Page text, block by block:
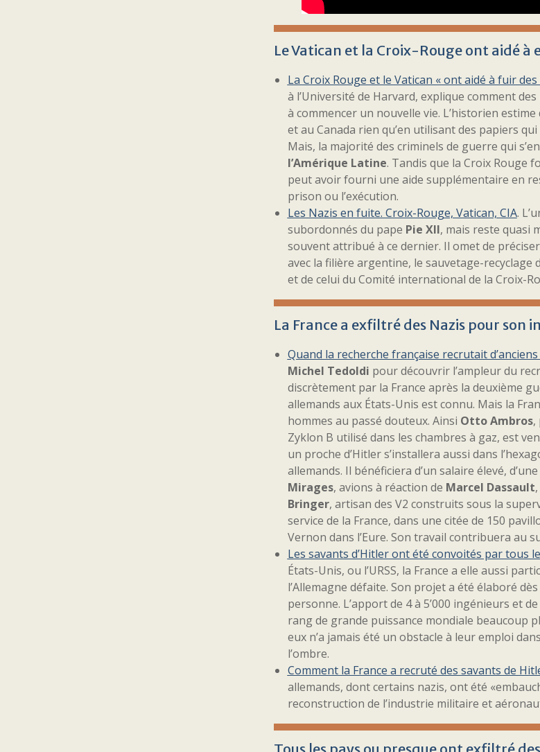
Le Vatican et la Croix-Rouge ont aidé
La Croix Rouge et le Vatican « ont aidé à fuir
à l’Université de Harvard, explique comment
à commencer un nouvelle vie. L’historien estime
et au Canada rien qu’en utilisant des papiers
Mais, la majorité des criminels de guerre qui
l’Amérique Latine. Tandis que la Croix Rouge
peut avoir fourni une aide supplémentaire en
prison ou l’exécution.
Les Nazis en fuite. Croix-Rouge, Vatican, CIA.
subordonnés du pape Pie XII, mais reste quasi
souvent attribué à ce dernier. Il omet de
avec la filière argentine, le sauvetage-
et de celui du Comité international de la Croix-
La France a exfiltré des Nazis pour son
Quand la recherche française recrutait
Michel Tedoldi pour découvrir l’ampleur du
discrètement par la France après la deuxième
allemands aux États-Unis est connu. Mais la
hommes au passé douteux. Ainsi Otto Ambros,
Zyklon B utilisé dans les chambres à gaz, est
un proche d’Hitler s’installera aussi dans
allemands. Il bénéficiera d’un salaire élevé,
Mirages, avions à réaction de Marcel Dassault
Bringer, artisan des V2 construits sous la
service de la France, dans une citée de 150
Vernon dans l’Eure. Son travail contribuera au
Les savants d’Hitler ont été convoités par tous
États-Unis, ou l’URSS, la France a elle aussi
l’Allemagne défaite. Son projet a été élaboré
personne. L’apport de 4 à 5’000 ingénieurs et
rang de grande puissance mondiale beaucoup
eux n’a jamais été un obstacle à leur emploi
l’ombre.
Comment la France a recruté des savants de
allemands, dont certains nazis, ont été
reconstruction de l’industrie militaire et